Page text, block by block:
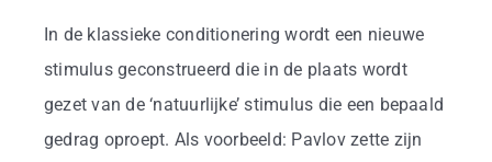
In de klassieke conditionering wordt een nieuwe
stimulus geconstrueerd die in de plaats wordt
gezet van de ‘natuurlijke’ stimulus die een bepaald
gedrag oproept. Als voorbeeld: Pavlov zette zijn